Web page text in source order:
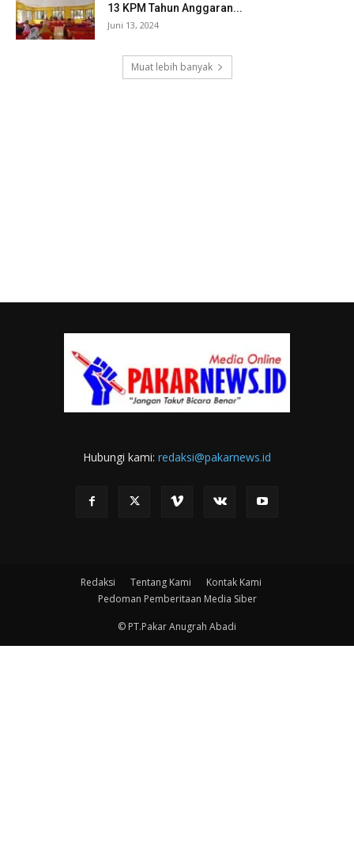
13 KPM Tahun Anggaran...
Juni 13, 2024
Muat lebih banyak
Hubungi kami: redaksi@pakarnews.id
Redaksi Tentang Kami
Kontak Kami
Pedoman Pemberitaan Media Siber
© PT.Pakar Anugrah Abadi